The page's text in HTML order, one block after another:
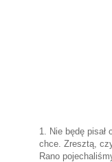
1. Nie będę
chce. Zresztą,
Rano